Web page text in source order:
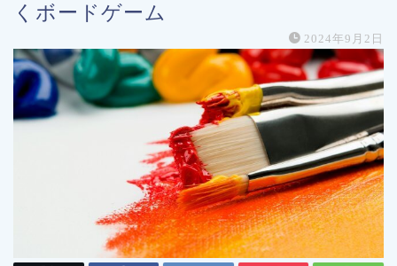
くボードゲーム
2024年9月2日